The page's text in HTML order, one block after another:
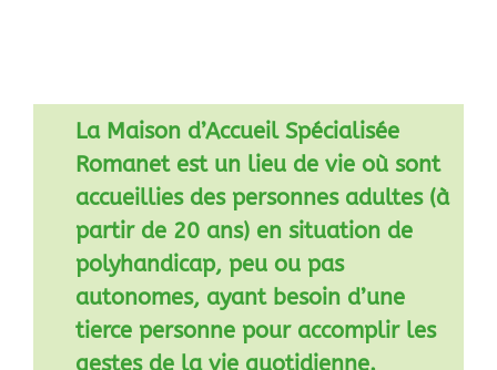
La Maison d’Accueil Spécialisée
Romanet est un lieu de vie où sont
accueillies des personnes adultes (à
partir de 20 ans) en situation de
polyhandicap, peu ou pas
autonomes, ayant besoin d’une
tierce personne pour accomplir les
gestes de la vie quotidienne.